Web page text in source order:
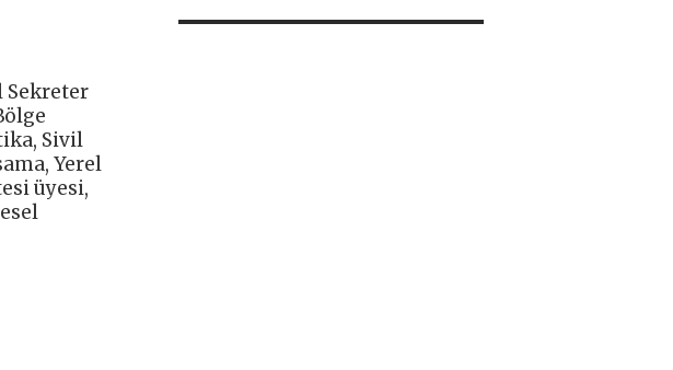
Sekreter
Sivil
Yerel
üyesi,